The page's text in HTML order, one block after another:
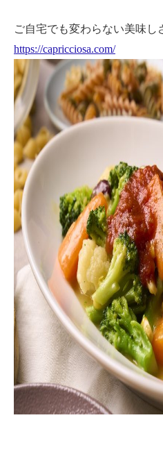
ご自宅でも変わらない美味し
https://capricciosa.com/